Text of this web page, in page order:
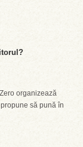
organizează
să pună în